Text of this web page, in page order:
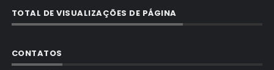
TOTAL DE VISUALIZAÇÕES DE PÁGINA
CONTATOS